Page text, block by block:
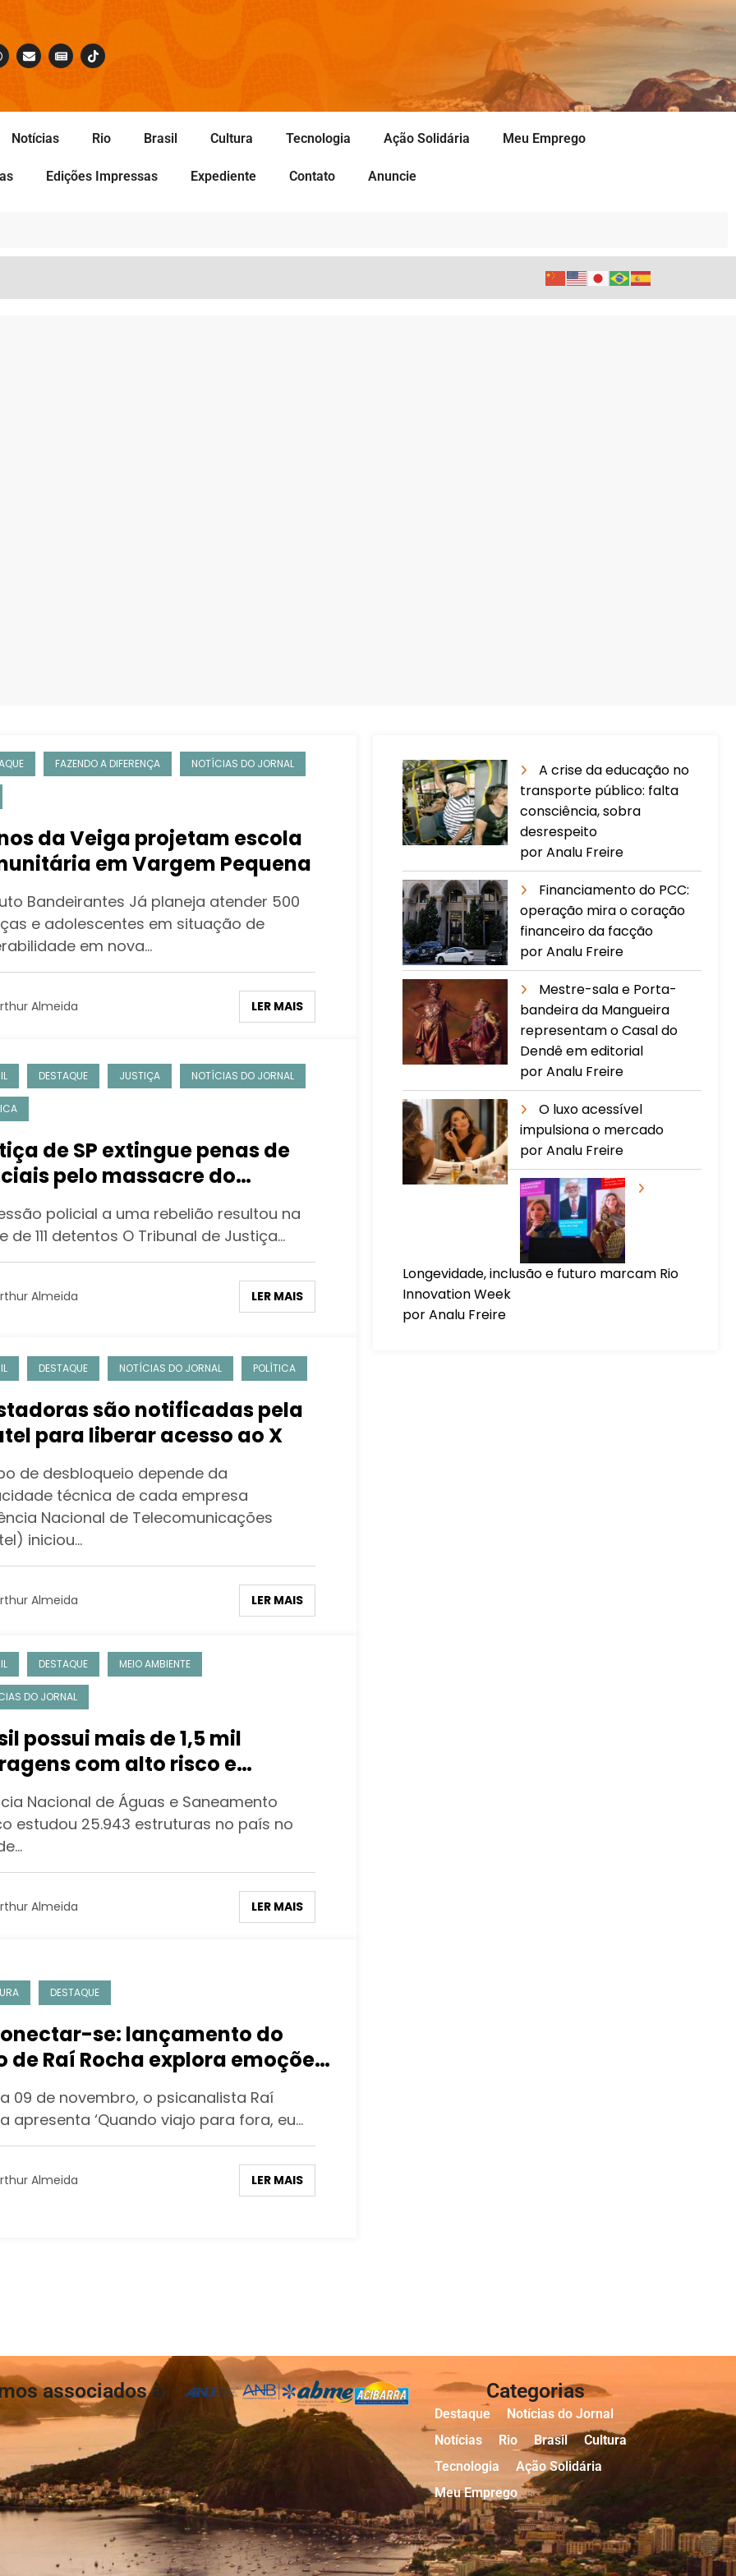
Notícias Rio Brasil Cultura Tecnologia Ação Solidária Meu Emprego
Edições Impressas Expediente Contato Anuncie
FAZENDO A DIFERENÇA NOTÍCIAS DO JORNAL
da Veiga projetam escola
em Vargem Pequena
Bandeirantes Já planeja atender 500
e adolescentes em situação de
em nova…
Almeida LER MAIS
DESTAQUE JUSTIÇA NOTÍCIAS DO JORNAL
de SP extingue penas de
pelo massacre do
policial a uma rebelião resultou na
de 111 detentos O Tribunal de Justiça…
Almeida LER MAIS
DESTAQUE NOTÍCIAS DO JORNAL POLÍTICA
são notificadas pela
para liberar acesso ao X
de desbloqueio depende da
técnica de cada empresa
Nacional de Telecomunicações
iniciou…
Almeida LER MAIS
DESTAQUE MEIO AMBIENTE
DO JORNAL
possui mais de 1,5 mil
com alto risco e
de dano em caso de
afirma pesquisa
Nacional de Águas e Saneamento
estudou 25.943 estruturas no país no
Almeida LER MAIS
DESTAQUE
se: lançamento do
de Raí Rocha explora emoções
09 de novembro, o psicanalista Raí
apresenta ‘Quando viajo para fora, eu…
Almeida LER MAIS
A crise da educação no
transporte público: falta
consciência, sobra
desrespeito
por Analu Freire
Financiamento do PCC:
operação mira o coração
financeiro da facção
por Analu Freire
Mestre-sala e Porta-
bandeira da Mangueira
representam o Casal do
Dendê em editorial
por Analu Freire
O luxo acessível
impulsiona o mercado
por Analu Freire
Longevidade, inclusão e futuro marcam Rio
Innovation Week
por Analu Freire
associados à: Categorias
Destaque
Notícias do Jornal
Notícias
Rio Brasil
Cultura
Tecnologia
Ação Solidária
Meu Emprego